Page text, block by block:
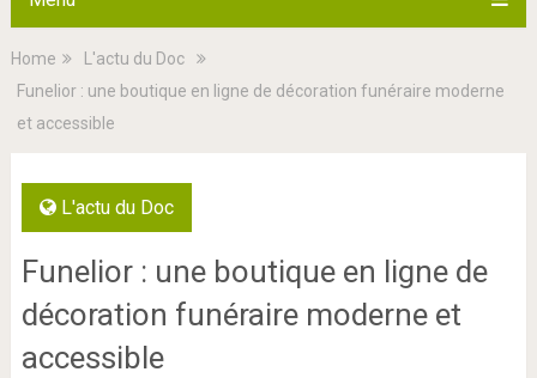
Home
L'actu du Doc
Funelior : une boutique en ligne de décoration funéraire moderne
et accessible
L'actu du Doc
Funelior : une boutique en ligne de
décoration funéraire moderne et
accessible